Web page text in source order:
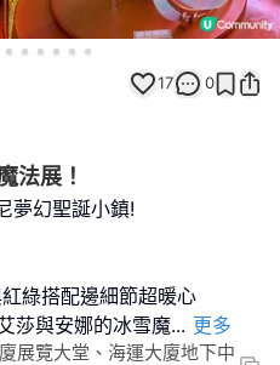
17 0
法展！
夢幻聖誕小鎮!
綠搭配邊細節超暖心
莎與安娜的冰雪魔... 更多
展覽大堂、海運大廈地下中